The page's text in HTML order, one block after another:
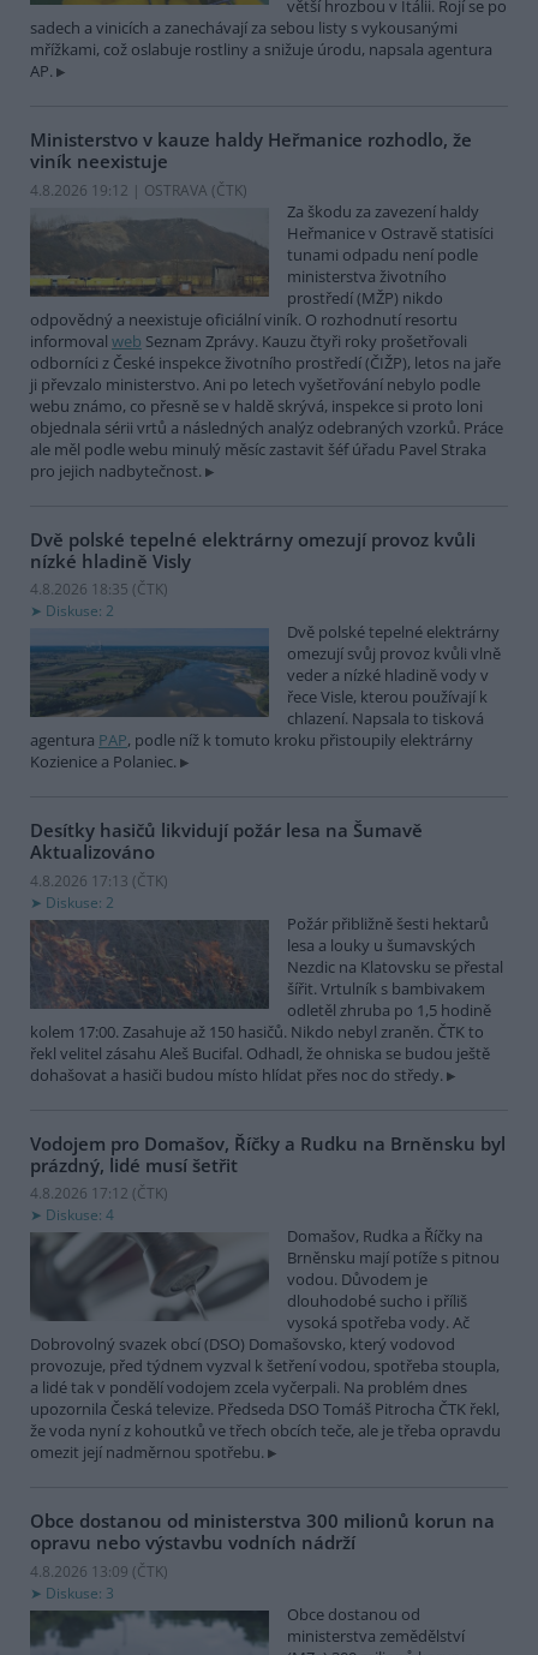
větší hrozbou v Itálii. Rojí se po
sadech a vinicích a zanechávají za sebou listy s vykousanými
mřížkami, což oslabuje rostliny a snižuje úrodu, napsala agentura
AP.
Ministerstvo v kauze haldy Heřmanice rozhodlo, že
viník neexistuje
4.8.2026 19:12 | OSTRAVA (ČTK)
Za škodu za zavezení haldy
Heřmanice v Ostravě statisíci
tunami odpadu není podle
ministerstva životního
prostředí (MŽP) nikdo
odpovědný a neexistuje oficiální viník. O rozhodnutí resortu
informoval web Seznam Zprávy. Kauzu čtyři roky prošetřovali
odborníci z České inspekce životního prostředí (ČIŽP), letos na jaře
ji převzalo ministerstvo. Ani po letech vyšetřování nebylo podle
webu známo, co přesně se v haldě skrývá, inspekce si proto loni
objednala sérii vrtů a následných analýz odebraných vzorků. Práce
ale měl podle webu minulý měsíc zastavit šéf úřadu Pavel Straka
pro jejich nadbytečnost.
Dvě polské tepelné elektrárny omezují provoz kvůli
nízké hladině Visly
4.8.2026 18:35 (ČTK)
Diskuse: 2
Dvě polské tepelné elektrárny
omezují svůj provoz kvůli vlně
veder a nízké hladině vody v
řece Visle, kterou používají k
chlazení. Napsala to tisková
agentura PAP, podle níž k tomuto kroku přistoupily elektrárny
Kozienice a Polaniec.
Desítky hasičů likvidují požár lesa na Šumavě
Aktualizováno
4.8.2026 17:13 (ČTK)
Diskuse: 2
Požár přibližně šesti hektarů
lesa a louky u šumavských
Nezdic na Klatovsku se přestal
šířit. Vrtulník s bambivakem
odletěl zhruba po 1,5 hodině
kolem 17:00. Zasahuje až 150 hasičů. Nikdo nebyl zraněn. ČTK to
řekl velitel zásahu Aleš Bucifal. Odhadl, že ohniska se budou ještě
dohašovat a hasiči budou místo hlídat přes noc do středy.
Vodojem pro Domašov, Říčky a Rudku na Brněnsku byl
prázdný, lidé musí šetřit
4.8.2026 17:12 (ČTK)
Diskuse: 4
Domašov, Rudka a Říčky na
Brněnsku mají potíže s pitnou
vodou. Důvodem je
dlouhodobé sucho i příliš
vysoká spotřeba vody. Ač
Dobrovolný svazek obcí (DSO) Domašovsko, který vodovod
provozuje, před týdnem vyzval k šetření vodou, spotřeba stoupla,
a lidé tak v pondělí vodojem zcela vyčerpali. Na problém dnes
upozornila Česká televize. Předseda DSO Tomáš Pitrocha ČTK řekl,
že voda nyní z kohoutků ve třech obcích teče, ale je třeba opravdu
omezit její nadměrnou spotřebu.
Obce dostanou od ministerstva 300 milionů korun na
opravu nebo výstavbu vodních nádrží
4.8.2026 13:09 (ČTK)
Diskuse: 3
Obce dostanou od
ministerstva zemědělství